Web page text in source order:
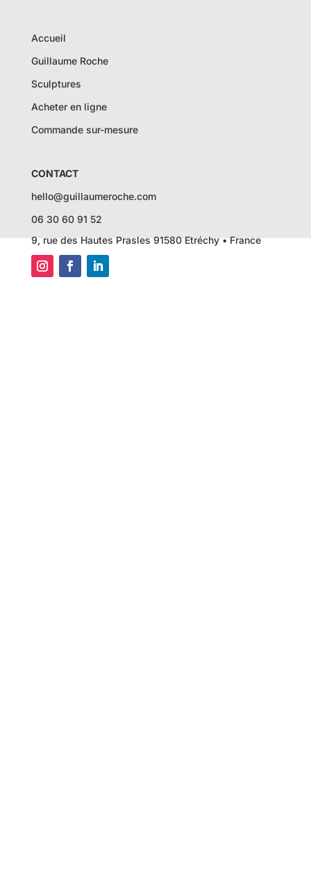
Accueil
Guillaume Roche
Sculptures
Acheter en ligne
Commande sur-mesure
CONTACT
hello@guillaumeroche.com
06 30 60 91 52
9, rue des Hautes Prasles 91580 Etréchy • France